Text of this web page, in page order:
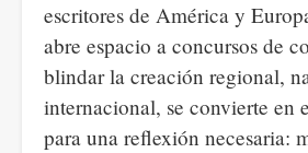
escritores de América y
abre espacio a concursos de
blindar la creación regional,
internacional, se convierte en
para una reflexión necesaria: